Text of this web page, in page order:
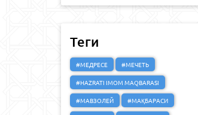
Теги
#МЕДРЕСЕ
#МЕЧЕТЬ
#HAZRATI IMOM MAQBARASI
#МАВЗОЛЕЙ
#МАҚБАРАСИ